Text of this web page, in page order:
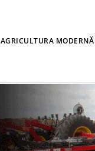
AGRICULTURA MODERNĂ